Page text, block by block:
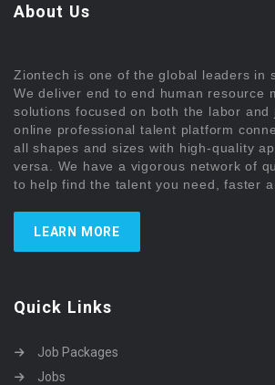
About Us
Ziontech is one of the global leaders in
We deliver end to end human resource
solutions focused on both the labor and
online professional talent platform
all shapes and sizes with high-quality
versa. We have a vigorous network of
to help find the talent you need, faster
LEARN MORE
Quick Links
Job Packages
Jobs